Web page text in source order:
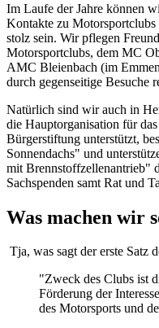
Im Laufe der Jahre können
Kontakte zu
stolz sein. Wir pflegen
Motorsportclubs, dem MC
AMC Bleienbach (im
durch gegenseitige Besuche
Natürlich sind wir auch in
die Hauptorganisation für
Bürgerstiftung unterstützt,
Sonnendachs" und
mit Brennstoffzellenantrieb"
Sachspenden samt Rat und
Was machen wir
Tja, was sagt der erste Satz
"Zweck des Clubs ist
Förderung der
des Motorsports und